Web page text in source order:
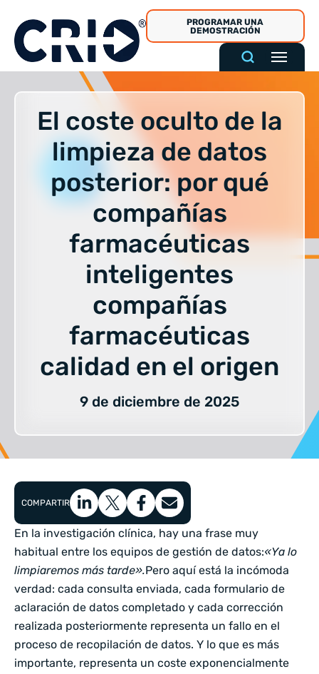
contenido
PROGRAMAR UNA
DEMOSTRACIÓN
El coste oculto de la
limpieza de datos
posterior: por qué
compañías
farmacéuticas
inteligentes
compañías
farmacéuticas
calidad en el origen
9 de diciembre de 2025
COMPARTIR
En la investigación clínica, hay una frase muy
habitual entre los equipos de gestión de datos:«Ya lo
limpiaremos más tarde».Pero aquí está la incómoda
verdad: cada consulta enviada, cada formulario de
aclaración de datos completado y cada corrección
realizada posteriormente representa un fallo en el
proceso de recopilación de datos. Y lo que es más
importante, representa un coste exponencialmente